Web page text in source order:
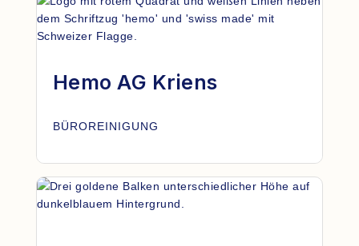
Hemo AG Kriens
BÜROREINIGUNG